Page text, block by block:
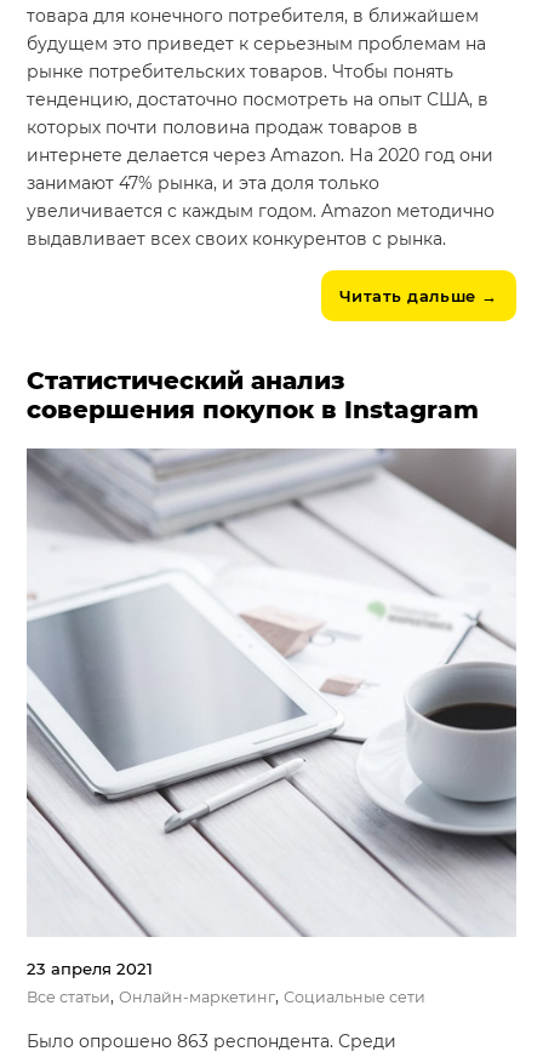
товара для конечного потребителя, в ближайшем
будущем это приведет к серьезным проблемам на
рынке потребительских товаров. Чтобы понять
тенденцию, достаточно посмотреть на опыт США, в
которых почти половина продаж товаров в
интернете делается через Amazon. На 2020 год они
занимают 47% рынка, и эта доля только
увеличивается с каждым годом. Amazon методично
выдавливает всех своих конкурентов с рынка.
Читать дальше →
Статистический анализ
совершения покупок в Instagram
23 апреля 2021
Все статьи,Онлайн-маркетинг,Социальные сети
Было опрошено 863 респондента. Среди